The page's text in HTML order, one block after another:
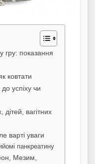
гру: показання
ковтати
успіху чи
вагітних
варті уваги
панкреатину
Мезим,